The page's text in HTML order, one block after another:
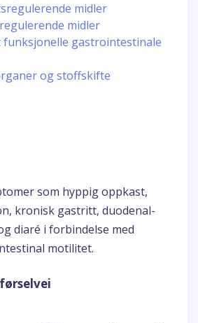
midler
midler
funksjonelle gastrointestinale
og stoffskifte
som hyppig oppkast,
kronisk gastritt, duodenal-
diaré i forbindelse med
motilitet.